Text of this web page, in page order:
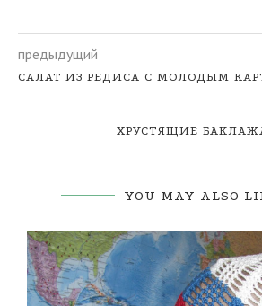
предыдущий
САЛАТ ИЗ РЕДИСА С МОЛОДЫМ
ХРУСТЯЩИЕ
YOU MAY ALSO